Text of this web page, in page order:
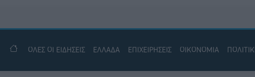
ΟΛΕΣ ΟΙ ΕΙΔΗΣΕΙΣ ΕΛΛΑΔΑ ΕΠΙΧΕΙΡΗΣΕΙΣ ΟΙΚΟΝΟΜΙΑ